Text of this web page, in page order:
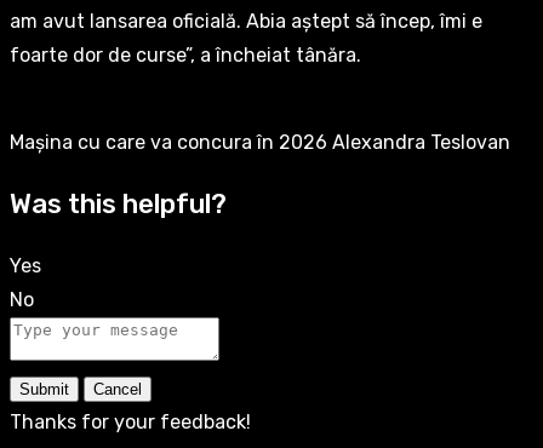
am avut lansarea oficială. Abia aștept să încep, îmi e
foarte dor de curse”, a încheiat tânăra.
Mașina cu care va concura în 2026 Alexandra Teslovan
Was this helpful?
Yes
No
Submit Cancel
Thanks for your feedback!